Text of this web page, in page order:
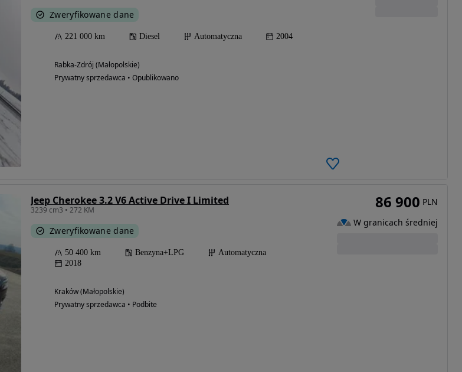
Zweryfikowane dane
221 000 km Diesel Automatyczna 2004
Rabka-Zdrój (Małopolskie)
Prywatny sprzedawca • Opublikowano
Jeep Cherokee 3.2 V6 Active Drive I Limited
3239 cm3 • 272 KM
Zweryfikowane dane
50 400 km Benzyna+LPG
Automatyczna
2018
Kraków (Małopolskie)
Prywatny sprzedawca • Podbite
86 900 PLN
W granicach średniej